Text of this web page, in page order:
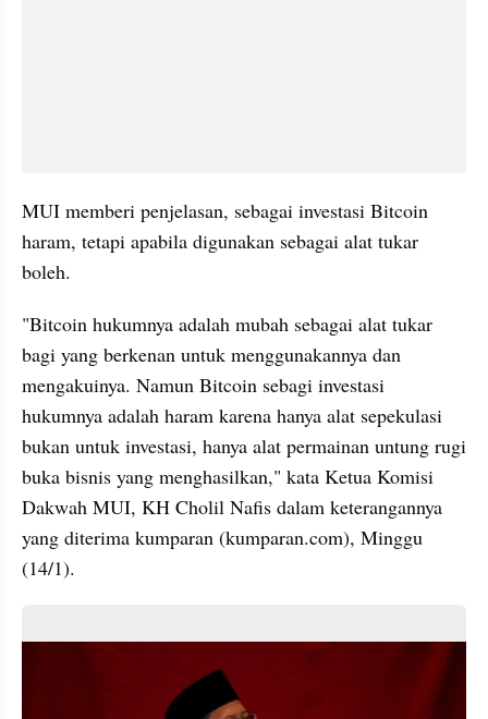
MUI memberi penjelasan, sebagai investasi Bitcoin
haram, tetapi apabila digunakan sebagai alat tukar
boleh.
"Bitcoin hukumnya adalah mubah sebagai alat tukar
bagi yang berkenan untuk menggunakannya dan
mengakuinya. Namun Bitcoin sebagi investasi
hukumnya adalah haram karena hanya alat sepekulasi
bukan untuk investasi, hanya alat permainan untung rugi
buka bisnis yang menghasilkan," kata Ketua Komisi
Dakwah MUI, KH Cholil Nafis dalam keterangannya
yang diterima kumparan (kumparan.com), Minggu
(14/1).